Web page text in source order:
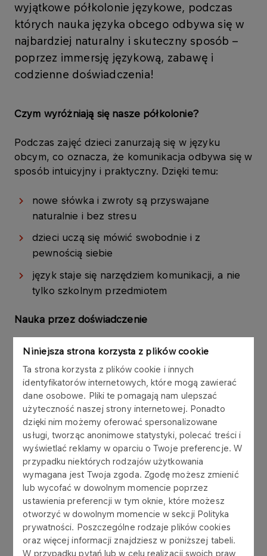
Niniejsza strona korzysta z plików cookie
Ta strona korzysta z plików cookie i innych
identyfikatorów internetowych, które mogą zawierać
dane osobowe. Pliki te pomagają nam ulepszać
użyteczność naszej strony internetowej. Ponadto
dzięki nim możemy oferować spersonalizowane
usługi, tworząc anonimowe statystyki, polecać treści i
wyświetlać reklamy w oparciu o Twoje preferencje. W
przypadku niektórych rodzajów użytkowania
wymagana jest Twoja zgoda. Zgodę możesz zmienić
lub wycofać w dowolnym momencie poprzez
ustawienia preferencji w tym oknie, które możesz
otworzyć w dowolnym momencie w sekcji Polityka
prywatności. Poszczególne rodzaje plików cookies
oraz więcej informacji znajdziesz w poniższej tabeli.
W przypadku pytań lub w celu realizacji swoich praw
wyjątkowe półkolonie językowe, podczas
których nauka języka obcego odbywa się w
najbardziej naturalny i skuteczny sposób –
poprzez immersję językową, zabawę i
codzienne doświadczenia!
Czym wyróżniają się nasze półkolonie?
Podczas zajęć dzieci zanurzają się w języku
obcym, co oznacza, że komunikacja odbywa się w
sposób intuicyjny i praktyczny. Dzięki temu:
nowe słówka i zwroty są przyswajane
naturalnie i bez stresu
dzieci uczą się mówić swobodnie i z
pewnością siebie
język staje się narzędziem komunikacji, a nie
tylko szkolnym przedmiotem
Nauka przez doświadczenie
Każdy dzień to nowe przygody językowe:
gry i zabawy zespołowe,
wycieczki jednodniowe,
warsztaty tematyczne (np. kulinarne,
artystyczne, ruchowe),
scenki sytuacyjne i projekty kreatywne,
aktywności na świeżym powietrzu
Dzięki temu dzieci uczą się poprzez działanie, a
nie bierne zapamiętywanie.